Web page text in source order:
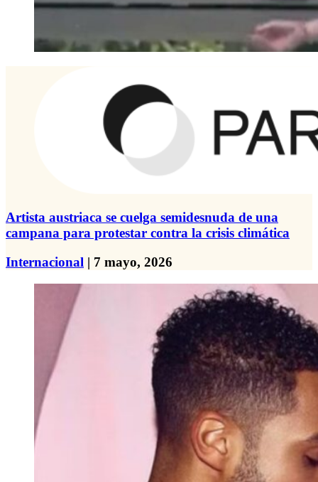
Artista austriaca se cuelga semidesnuda de una
campana para protestar contra la crisis climática
Internacional | 7 mayo, 2026